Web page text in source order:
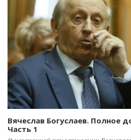
Вячеслав Богуслаев. Полное
Часть 1